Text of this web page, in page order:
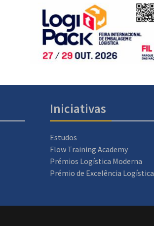
Iniciativas
Estudos
Flow Training Academy
Prémios Logística Moderna
Prémio de Excelência Logística